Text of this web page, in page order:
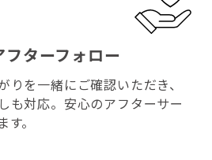
ターフォロー
りを一緒にご確認いただき、
も対応。安心のアフターサー
。